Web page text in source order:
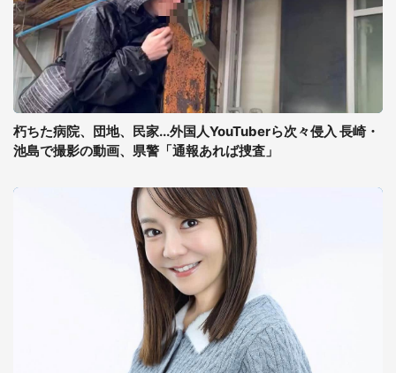
朽ちた病院、団地、民家...外国人YouTuberら次々侵入 長崎・
池島で撮影の動画、県警「通報あれば捜査」